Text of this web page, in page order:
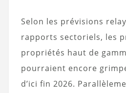
Selon les prévisions
rapports sectoriels, les
propriétés haut de
pourraient encore
d’ici fin 2026.